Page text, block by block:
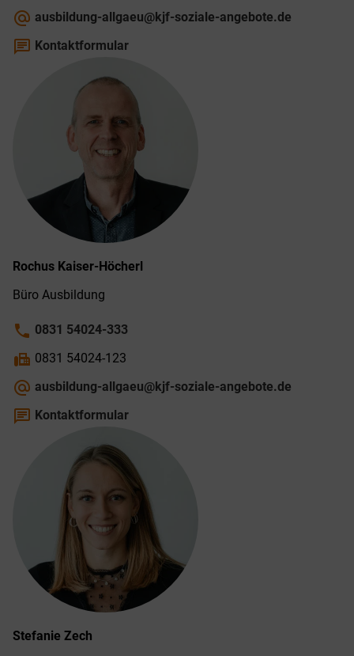
alternate_email ausbildung-allgaeu@kjf-soziale-angebote.de
chat Kontaktformular
Rochus Kaiser-Höcherl
Büro Ausbildung
phone 0831 54024-333
fax 0831 54024-123
alternate_email ausbildung-allgaeu@kjf-soziale-angebote.de
chat Kontaktformular
Stefanie Zech